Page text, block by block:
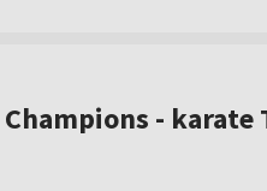
- karate